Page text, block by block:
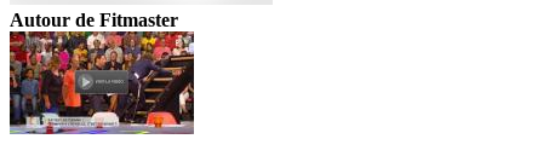
Autour de Fitmaster